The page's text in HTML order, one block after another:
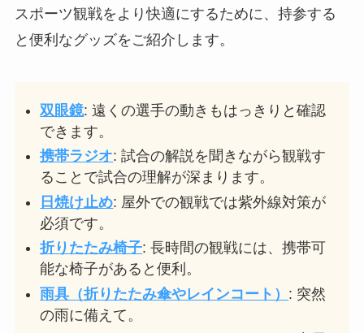
スポーツ観戦をより快適にするために、持参する
と便利なグッズをご紹介します。